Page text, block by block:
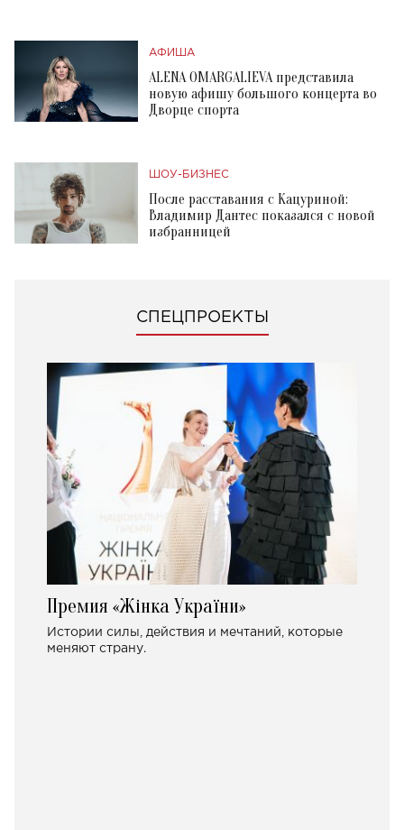
АФИША
ALENA OMARGALIEVA представила
новую афишу большого концерта во
Дворце спорта
ШОУ-БИЗНЕС
После расставания с Кацуриной:
Владимир Дантес показался с новой
избранницей
СПЕЦПРОЕКТЫ
Премия «Жінка України»
Истории силы, действия и мечтаний, которые
меняют страну.